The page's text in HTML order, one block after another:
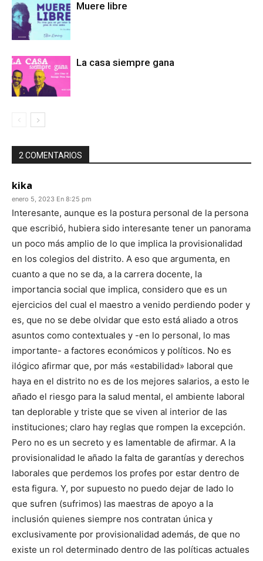
Muere libre
La casa siempre gana
2 COMENTARIOS
kika
enero 5, 2023 En 8:25 pm
Interesante, aunque es la postura personal de la persona
que escribió, hubiera sido interesante tener un panorama
un poco más amplio de lo que implica la provisionalidad
en los colegios del distrito. A eso que argumenta, en
cuanto a que no se da, a la carrera docente, la
importancia social que implica, considero que es un
ejercicios del cual el maestro a venido perdiendo poder y
es, que no se debe olvidar que esto está aliado a otros
asuntos como contextuales y -en lo personal, lo mas
importante- a factores económicos y políticos. No es
ilógico afirmar que, por más «estabilidad» laboral que
haya en el distrito no es de los mejores salarios, a esto le
añado el riesgo para la salud mental, el ambiente laboral
tan deplorable y triste que se viven al interior de las
instituciones; claro hay reglas que rompen la excepción.
Pero no es un secreto y es lamentable de afirmar. A la
provisionalidad le añado la falta de garantías y derechos
laborales que perdemos los profes por estar dentro de
esta figura. Y, por supuesto no puedo dejar de lado lo
que sufren (sufrimos) las maestras de apoyo a la
inclusión quienes siempre nos contratan única y
exclusivamente por provisionalidad además, de que no
existe un rol determinado dentro de las políticas actuales